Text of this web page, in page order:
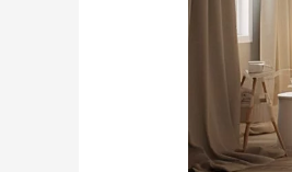
Seguro
Lúdico
Nossos
Pequenos